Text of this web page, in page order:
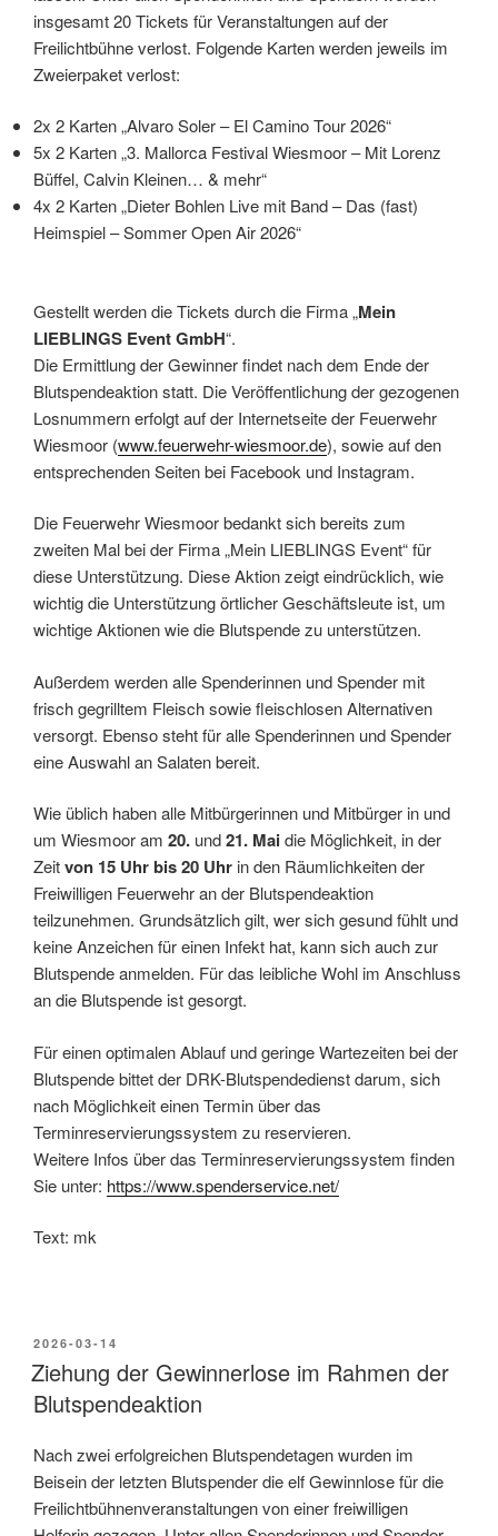
insgesamt 20 Tickets für Veranstaltungen auf der
Freilichtbühne verlost. Folgende Karten werden jeweils im
Zweierpaket verlost:
2x 2 Karten „Alvaro Soler – El Camino Tour 2026“
5x 2 Karten „3. Mallorca Festival Wiesmoor – Mit Lorenz
Büffel, Calvin Kleinen… & mehr“
4x 2 Karten „Dieter Bohlen Live mit Band – Das (fast)
Heimspiel – Sommer Open Air 2026“
Gestellt werden die Tickets durch die Firma „Mein
LIEBLINGS Event GmbH“.
Die Ermittlung der Gewinner findet nach dem Ende der
Blutspendeaktion statt. Die Veröffentlichung der gezogenen
Losnummern erfolgt auf der Internetseite der Feuerwehr
Wiesmoor (www.feuerwehr-wiesmoor.de), sowie auf den
entsprechenden Seiten bei Facebook und Instagram.
Die Feuerwehr Wiesmoor bedankt sich bereits zum
zweiten Mal bei der Firma „Mein LIEBLINGS Event“ für
diese Unterstützung. Diese Aktion zeigt eindrücklich, wie
wichtig die Unterstützung örtlicher Geschäftsleute ist, um
wichtige Aktionen wie die Blutspende zu unterstützen.
Außerdem werden alle Spenderinnen und Spender mit
frisch gegrilltem Fleisch sowie fleischlosen Alternativen
versorgt. Ebenso steht für alle Spenderinnen und Spender
eine Auswahl an Salaten bereit.
Wie üblich haben alle Mitbürgerinnen und Mitbürger in und
um Wiesmoor am 20. und21. Maidie Möglichkeit, in der
Zeitvon 15 Uhr bis 20 Uhr in den Räumlichkeiten der
Freiwilligen Feuerwehr an der Blutspendeaktion
teilzunehmen. Grundsätzlich gilt, wer sich gesund fühlt und
keine Anzeichen für einen Infekt hat, kann sich auch zur
Blutspende anmelden. Für das leibliche Wohl im Anschluss
an die Blutspende ist gesorgt.
Für einen optimalen Ablauf und geringe Wartezeiten bei der
Blutspende bittet der DRK-Blutspendedienst darum, sich
nach Möglichkeit einen Termin über das
Terminreservierungssystem zu reservieren.
Weitere Infos über das Terminreservierungssystem finden
Sie unter: https://www.spenderservice.net/
Text: mk
2026-03-14
Ziehung der Gewinnerlose im Rahmen der
Blutspendeaktion
Nach zwei erfolgreichen Blutspendetagen wurden im
Beisein der letzten Blutspender die elf Gewinnlose für die
Freilichtbühnenveranstaltungen von einer freiwilligen